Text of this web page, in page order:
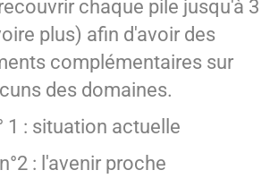
chaque pile jusqu'à 3
plus) afin d'avoir des
complémentaires sur
des domaines.
1 : situation actuelle
: l'avenir proche